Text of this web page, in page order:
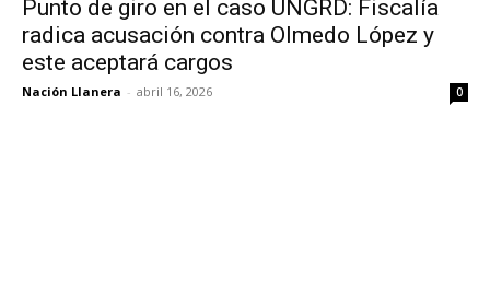
Punto de giro en el caso UNGRD: Fiscalía
radica acusación contra Olmedo López y
este aceptará cargos
Nación Llanera - abril 16, 2026 0